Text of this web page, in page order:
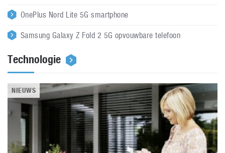
OnePlus Nord Lite 5G smartphone
Samsung Galaxy Z Fold 2 5G opvouwbare telefoon
Technologie
NIEUWS